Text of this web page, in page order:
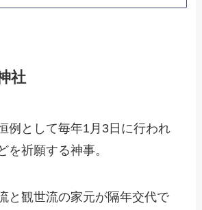
社
例として毎年1月3日に行われ
を祈願する神事。
と観世流の家元が隔年交代で